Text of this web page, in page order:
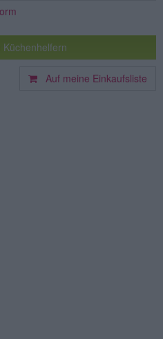
Auf meine Einkaufsliste